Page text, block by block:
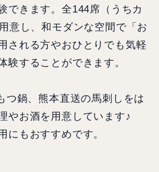
できます。全144席（うちカ
意し、和モダンな空間で「お
される方やおひとりでも気軽
験することができます。
鍋、熊本直送の馬刺しをは
やお酒を用意しています♪
にもおすすめです。